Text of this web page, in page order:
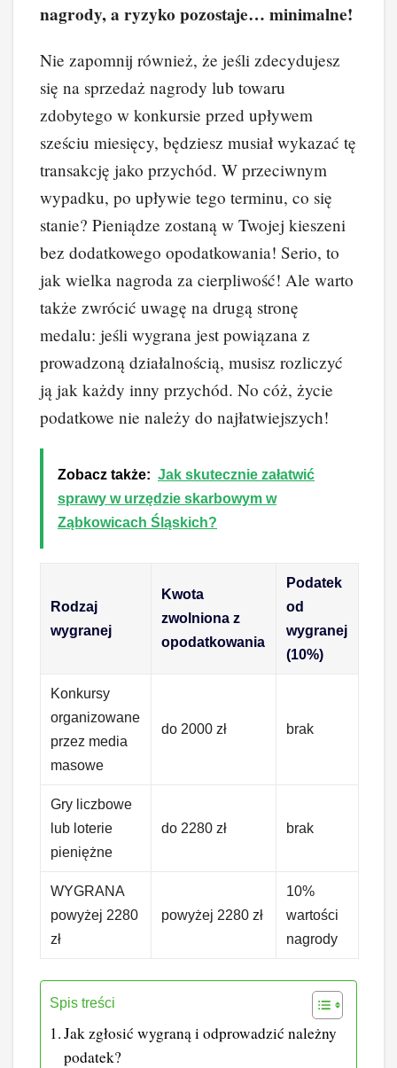
nagrody, a ryzyko pozostaje… minimalne!
Nie zapomnij również, że jeśli zdecydujesz
się na sprzedaż nagrody lub towaru
zdobytego w konkursie przed upływem
sześciu miesięcy, będziesz musiał wykazać tę
transakcję jako przychód. W przeciwnym
wypadku, po upływie tego terminu, co się
stanie? Pieniądze zostaną w Twojej kieszeni
bez dodatkowego opodatkowania! Serio, to
jak wielka nagroda za cierpliwość! Ale warto
także zwrócić uwagę na drugą stronę
medalu: jeśli wygrana jest powiązana z
prowadzoną działalnością, musisz rozliczyć
ją jak każdy inny przychód. No cóż, życie
podatkowe nie należy do najłatwiejszych!
Zobacz także: Jak skutecznie załatwić
sprawy w urzędzie skarbowym w
Ząbkowicach Śląskich?
Rodzaj
wygranej
Kwota
zwolniona z
opodatkowania
Podatek
od
wygranej
(10%)
Konkursy
organizowane
przez media
masowe
do 2000 zł brak
Gry liczbowe
lub loterie
pieniężne
do 2280 zł brak
WYGRANA
powyżej 2280
zł
powyżej 2280 zł
10%
wartości
nagrody
Spis treści
Jak zgłosić wygraną i odprowadzić należny
podatek?